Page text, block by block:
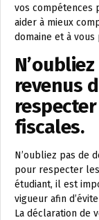
vos compétences
aider à mieux
domaine et à
revenus
fiscales.
N’oubliez pas de
pour respecter
étudiant, il est
vigueur afin
La déclaration de